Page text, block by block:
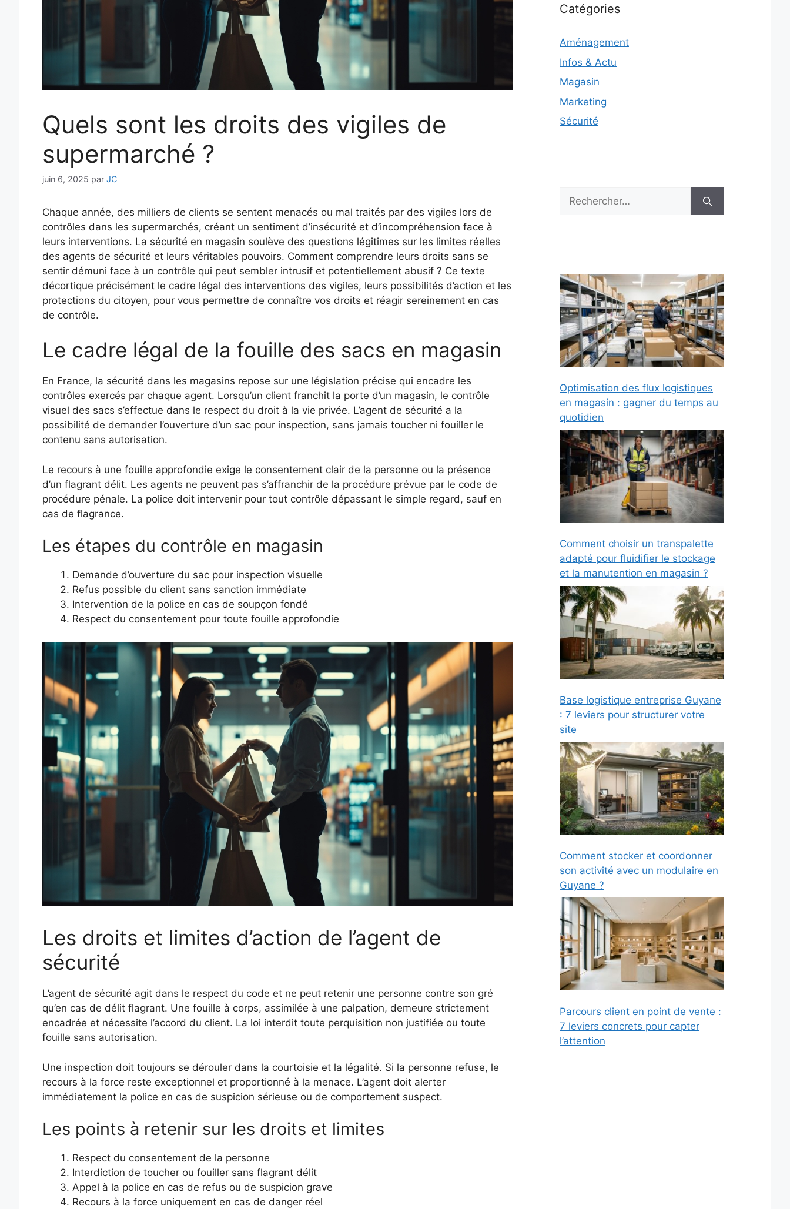
Quels sont les droits des vigiles de
supermarché ?
juin 6, 2025 par JC
Chaque année, des milliers de clients se sentent menacés ou mal traités par des vigiles lors de
contrôles dans les supermarchés, créant un sentiment d’insécurité et d’incompréhension face à
leurs interventions. La sécurité en magasin soulève des questions légitimes sur les limites réelles
des agents de sécurité et leurs véritables pouvoirs. Comment comprendre leurs droits sans se
sentir démuni face à un contrôle qui peut sembler intrusif et potentiellement abusif ? Ce texte
décortique précisément le cadre légal des interventions des vigiles, leurs possibilités d’action et les
protections du citoyen, pour vous permettre de connaître vos droits et réagir sereinement en cas
de contrôle.
Le cadre légal de la fouille des sacs en magasin
En France, la sécurité dans les magasins repose sur une législation précise qui encadre les
contrôles exercés par chaque agent. Lorsqu’un client franchit la porte d’un magasin, le contrôle
visuel des sacs s’effectue dans le respect du droit à la vie privée. L’agent de sécurité a la
possibilité de demander l’ouverture d’un sac pour inspection, sans jamais toucher ni fouiller le
contenu sans autorisation.
Le recours à une fouille approfondie exige le consentement clair de la personne ou la présence
d’un flagrant délit. Les agents ne peuvent pas s’affranchir de la procédure prévue par le code de
procédure pénale. La police doit intervenir pour tout contrôle dépassant le simple regard, sauf en
cas de flagrance.
Les étapes du contrôle en magasin
Demande d’ouverture du sac pour inspection visuelle
Refus possible du client sans sanction immédiate
Intervention de la police en cas de soupçon fondé
Respect du consentement pour toute fouille approfondie
Les droits et limites d’action de l’agent de
sécurité
L’agent de sécurité agit dans le respect du code et ne peut retenir une personne contre son gré
qu’en cas de délit flagrant. Une fouille à corps, assimilée à une palpation, demeure strictement
encadrée et nécessite l’accord du client. La loi interdit toute perquisition non justifiée ou toute
fouille sans autorisation.
Une inspection doit toujours se dérouler dans la courtoisie et la légalité. Si la personne refuse, le
recours à la force reste exceptionnel et proportionné à la menace. L’agent doit alerter
immédiatement la police en cas de suspicion sérieuse ou de comportement suspect.
Les points à retenir sur les droits et limites
Respect du consentement de la personne
Interdiction de toucher ou fouiller sans flagrant délit
Appel à la police en cas de refus ou de suspicion grave
Recours à la force uniquement en cas de danger réel
Catégories
Aménagement
Infos & Actu
Magasin
Marketing
Sécurité
Rechercher :
Optimisation des flux logistiques
en magasin : gagner du temps au
quotidien
Comment choisir un transpalette
adapté pour fluidifier le stockage
et la manutention en magasin ?
Base logistique entreprise Guyane
: 7 leviers pour structurer votre
site
Comment stocker et coordonner
son activité avec un modulaire en
Guyane ?
Parcours client en point de vente :
7 leviers concrets pour capter
l’attention